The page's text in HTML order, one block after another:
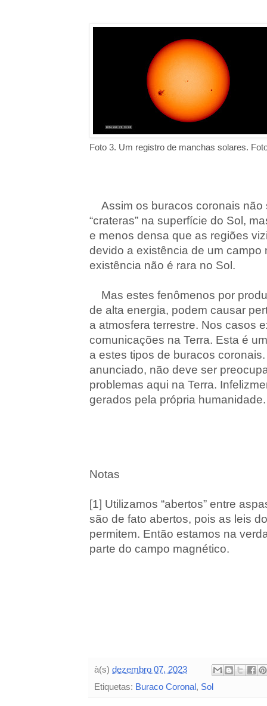
Foto 3. Um registro de manchas solares.
Assim os buracos coronais não
“crateras” na superfície do Sol,
e menos densa que as regiões
devido a existência de um campo
existência não é rara no Sol.
Mas estes fenômenos por
de alta energia, podem causar
a atmosfera terrestre. Nos casos
comunicações na Terra. Esta é
a estes tipos de buracos
anunciado, não deve ser
problemas aqui na Terra.
gerados pela própria humanidade.
Notas
[1] Utilizamos “abertos” entre
são de fato abertos, pois as leis
permitem. Então estamos na
parte do campo magnético.
à(s) dezembro 07, 2023
Etiquetas: Buraco Coronal, Sol